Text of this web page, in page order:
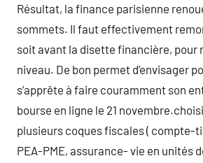
Résultat, la finance parisienne
sommets. Il faut effectivement
soit avant la disette financière, pour
niveau. De bon permet d’envisager
s’apprête à faire couramment son
bourse en ligne le 21
plusieurs coques fiscales ( compte-
PEA-PME, assurance- vie en unités